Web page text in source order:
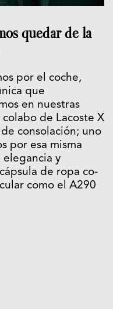
quedar de la
por el coche,
que
en nuestras
de Lacoste X
consolación; uno
por esa misma
y
de ropa co-
como el A290